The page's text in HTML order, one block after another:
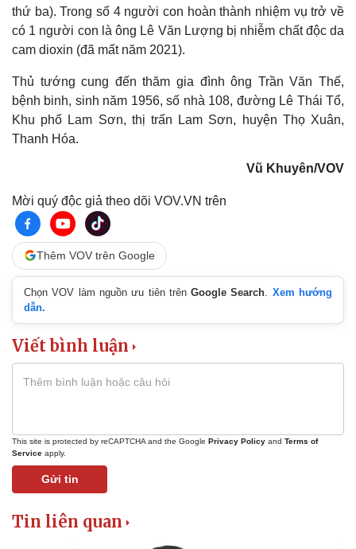
Du lịch
Tư vấn
check-in
Podcast
Kể chuyện cho bé
thứ ba). Trong số 4 người con hoàn thành nhiệm vụ trở về
có 1 người con là ông Lê Văn Lượng bị nhiễm chất độc da
cam dioxin (đã mất năm 2021).
Thủ tướng cung đến thăm gia đình ông Trần Văn Thế,
bệnh binh, sinh năm 1956, số nhà 108, đường Lê Thái Tổ,
Khu phố Lam Sơn, thị trấn Lam Sơn, huyện Thọ Xuân,
Thanh Hóa.
Vũ Khuyên/VOV
Mời quý độc giả theo dõi VOV.VN trên
Thêm VOV trên Google
Chọn VOV làm nguồn ưu tiên trênGoogle Search
Xem hướng
dẫn.
Viết bình luận
This site is protected by reCAPTCHA and the Google Privacy Policy and Terms of
Service apply.
Gửi tin
Tin liên quan